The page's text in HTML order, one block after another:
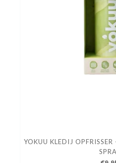
YOKUU KLEDIJ